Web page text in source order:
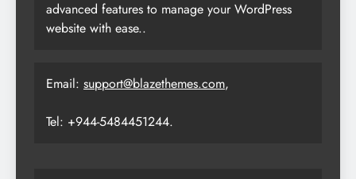
advanced features to manage your WordPress
website with ease..
Email: support@blazethemes.com,
Tel: +944-5484451244.